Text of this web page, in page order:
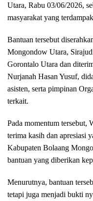
Utara, Rabu 03/06/2026,
masyarakat yang
Bantuan tersebut
Mongondow Utara,
Gorontalo Utara dan
Nurjanah Hasan Yusuf,
asisten, serta pimpinan
terkait.
Pada momentum tersebut,
terima kasih dan apresiasi
Kabupaten Bolaang
bantuan yang diberikan
Menurutnya, bantuan
tetapi juga menjadi bukti